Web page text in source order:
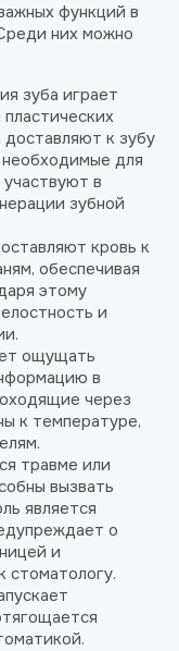
функций в
них можно
зуба играет
доставляют к зубу
для
в
зубной
кровь к
обеспечивая
этому
и
ощущать
в
через
к температуре,
травме или
вызвать
является
о
и
стоматологу.